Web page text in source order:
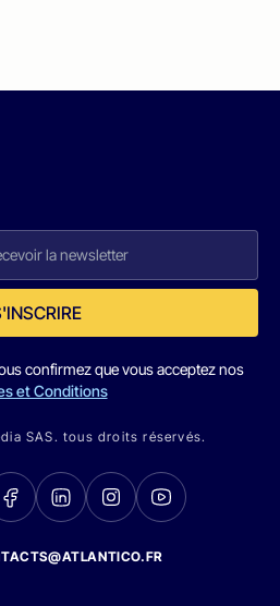
confirmez que vous acceptez nos
et Conditions
SAS. tous droits réservés.